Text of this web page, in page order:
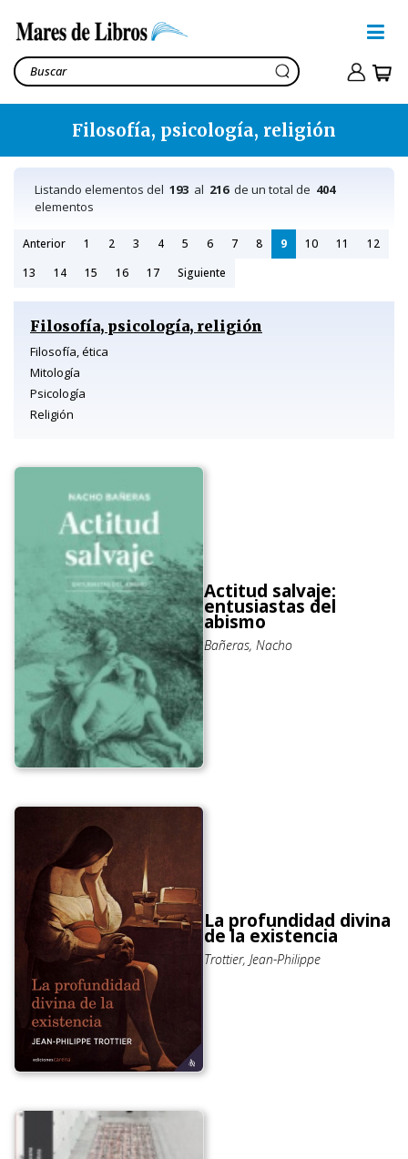
Filosofía, psicología, religión
Listando elementos del 193 al 216de un total de 404
elementos
Anterior 1 2 3 4 5 6 7 8 9 10 11
12
13
14 15 16 17 Siguiente
Filosofía, psicología, religión
Filosofía, ética
Mitología
Psicología
Religión
Actitud salvaje:
entusiastas del
abismo
Bañeras, Nacho
La profundidad divina
de la existencia
Trottier, Jean-Philippe